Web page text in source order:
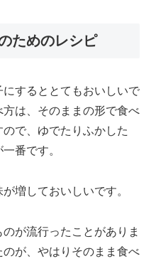
ためのレシピ
するととてもおいしいで
は、そのままの形で食べ
で、ゆでたりふかした
番です。
増しておいしいです。
が流行ったことがありま
が、やはりそのまま食べ